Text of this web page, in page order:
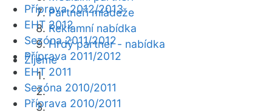
Partneři mládeže
Reklamní nabídka
Hrdý partner - nabídka
Žijeme
Příprava 2012/2013
EHT 2012
Sezóna 2011/2012
Příprava 2011/2012
EHT 2011
Sezóna 2010/2011
Příprava 2010/2011